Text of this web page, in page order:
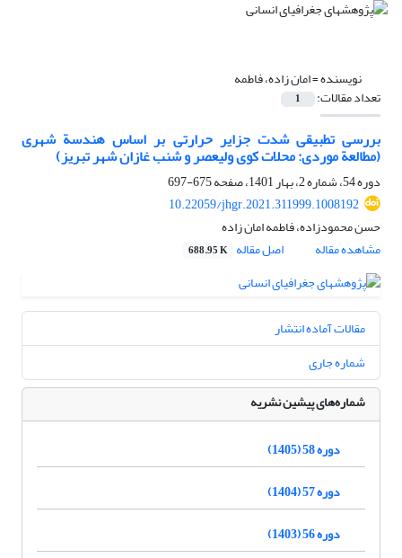
نویسنده =امان زاده، فاطمه
تعداد مقالات: 1
بررسی تطبیقی شدت جزایر حرارتی بر اساس هندسة شهری
(مطالعة موردی: محلات کوی ولیعصر و شنب غازان شهر تبریز)
دوره 54، شماره 2، بهار 1401، صفحه
675-697
10.22059/jhgr.2021.311999.1008192
حسن محمودزاده، فاطمه امان زاده
مشاهده مقاله
اصل مقاله 688.95 K
مقالات آماده انتشار
شماره جاری
شماره‌های پیشین نشریه
دوره 58 (1405)
دوره 57 (1404)
دوره 56 (1403)